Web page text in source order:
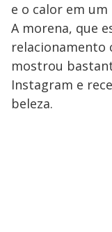
e o calor em um
A morena, que
relacionamento
mostrou
Instagram e
beleza.